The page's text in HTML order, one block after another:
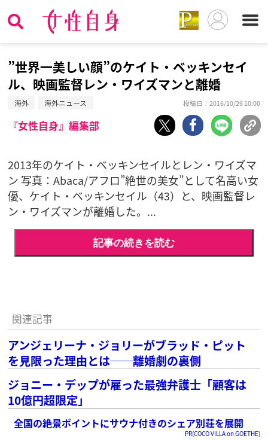
”世界一美しい顔”のケイト・ベッキンセイ
ル、映画監督レン・ワイズマンと離婚
海外 海外ニュース 投稿日：2016/10/26 10:00
『女性自身』編集部
2013年のケイト・ベッキンセイルとレン・ワイズマ
ン 写真：Abaca/アフロ”絶世の美女”として名高い女
優、ケイト・ベッキンセイル（43）と、映画監督レ
ン・ワイズマンが離婚した。...
記事の続きを読む
関連記事
アンジェリーナ・ジョリーがブラッド・ピット
を見限った理由とは──離婚劇の裏側
ジョニー・デップが雇った最強弁護士「顧客は
10億円超限定」
全国の絶景ポイントにサウナ付きのシェア別荘を展開
PR(COCO VILLA on GOETHE)